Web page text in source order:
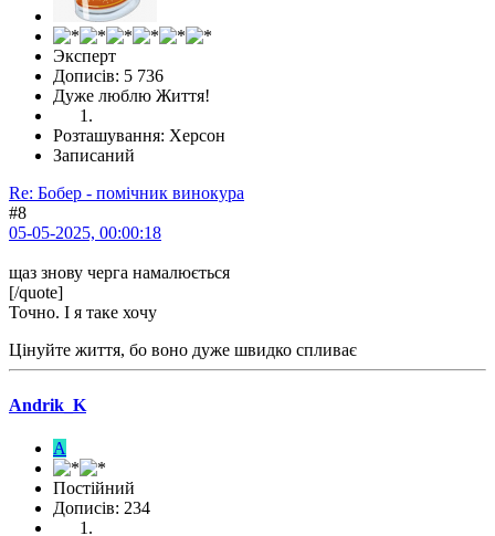
Эксперт
Дописів: 5 736
Дуже люблю Життя!
Розташування: Херсон
Записаний
Re: Бобер - помічник винокура
#8
05-05-2025, 00:00:18
щаз знову черга намалюється
[/quote]
Точно. І я таке хочу
Цінуйте життя, бо воно дуже швидко спливає
Andrik_K
A
Постійний
Дописів: 234